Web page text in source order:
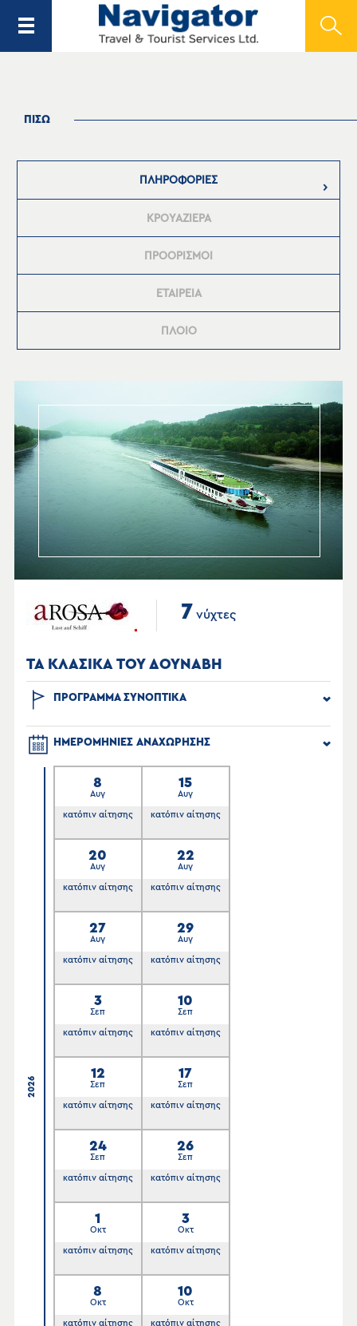
ΠΙΣΩ
ΠΛΗΡΟΦΟΡΙΕΣ
ΚΡΟΥΑΖΙΕΡΑ
ΠΡΟΟΡΙΣΜΟΙ
ΕΤΑΙΡΕΙΑ
ΠΛΟΙΟ
7 νύχτες
ΤΑ ΚΛΑΣΙΚΑ ΤΟΥ ΔΟΥΝΑΒΗ
ΠΡΟΓΡΑΜΜΑ ΣΥΝΟΠΤΙΚΑ
ΗΜΕΡΟΜΗΝΙΕΣ ΑΝΑΧΩΡΗΣΗΣ
2026
8
Αυγ
κατόπιν αίτησης
15
Αυγ
κατόπιν αίτησης
20
Αυγ
κατόπιν αίτησης
22
Αυγ
κατόπιν αίτησης
27
Αυγ
κατόπιν αίτησης
29
Αυγ
κατόπιν αίτησης
3
Σεπ
κατόπιν αίτησης
10
Σεπ
κατόπιν αίτησης
12
Σεπ
κατόπιν αίτησης
17
Σεπ
κατόπιν αίτησης
24
Σεπ
κατόπιν αίτησης
26
Σεπ
κατόπιν αίτησης
1
Οκτ
κατόπιν αίτησης
3
Οκτ
κατόπιν αίτησης
8
Οκτ
κατόπιν αίτησης
10
Οκτ
κατόπιν αίτησης